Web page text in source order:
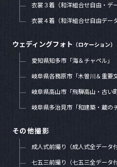
衣裳３着（和洋組合せ自由・デ
衣裳４着（和洋組合せ自由デー
ウェディングフォト （ロケーション）
愛知県知多市「海＆チャペル」
岐阜県各務原市「木曽川＆重要
岐阜県高山市「飛騨高山・古い
岐阜県多治見市「和建築・蔵の
その他撮影
成人式前撮り（成人式全データ
七五三前撮り（七五三全データ